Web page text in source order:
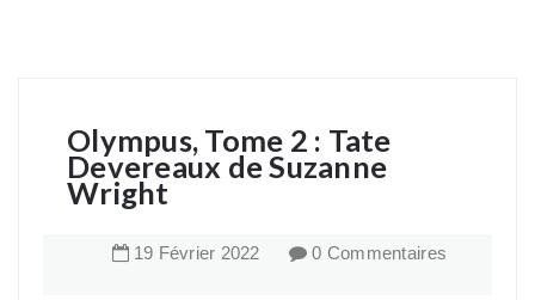
Olympus, Tome 2 : Tate
Devereaux de Suzanne
Wright
19 Février 2022 0 Commentaires